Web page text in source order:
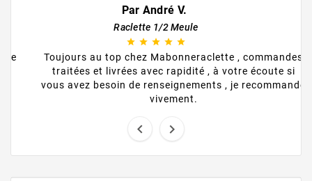
Par André V.
Raclette 1/2 Meule
    
Toujours au top chez Mabonneraclette , commandes
traitées et livrées avec rapidité , à votre écoute si
vous avez besoin de renseignements , je recommande
vivement.
 